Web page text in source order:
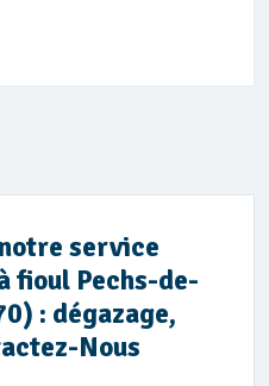
service
fioul Pechs-de-
: dégazage,
Nous